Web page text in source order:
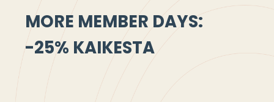
MORE MEMBER DAYS:
-25% KAIKESTA